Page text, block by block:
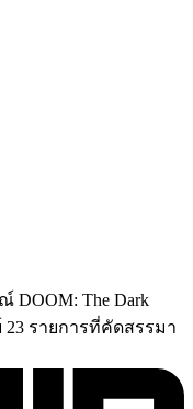
The Dark
23 รายการที่คัดสรรมา